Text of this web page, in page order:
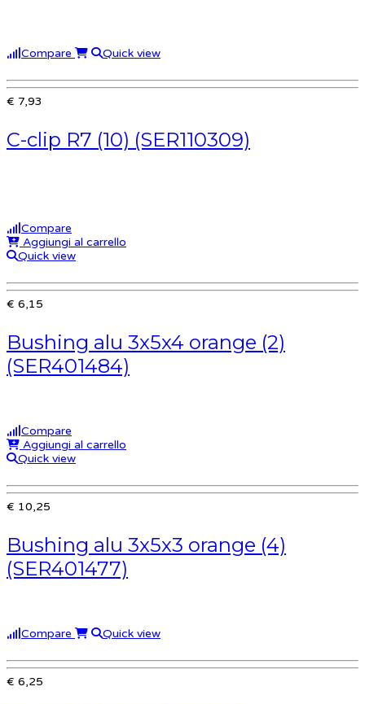
Compare Quick view
€ 7,93
C-clip R7 (10) (SER110309)
Compare
Aggiungi al carrello
Quick view
€ 6,15
Bushing alu 3x5x4 orange (2)
(SER401484)
Compare
Aggiungi al carrello
Quick view
€ 10,25
Bushing alu 3x5x3 orange (4)
(SER401477)
Compare Quick view
€ 6,25